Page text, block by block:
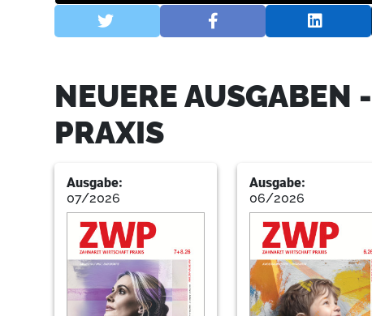
NEUERE
PRAXIS
Ausgabe:
07/2026
Ausgabe:
06/2026